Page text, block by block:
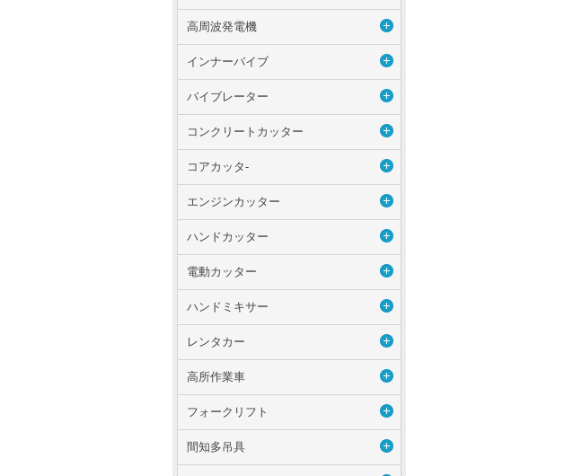
高周波発電機
インナーバイブ
バイブレーター
コンクリートカッター
コアカッタ-
エンジンカッター
ハンドカッター
電動カッター
ハンドミキサー
レンタカー
高所作業車
フォークリフト
間知多吊具